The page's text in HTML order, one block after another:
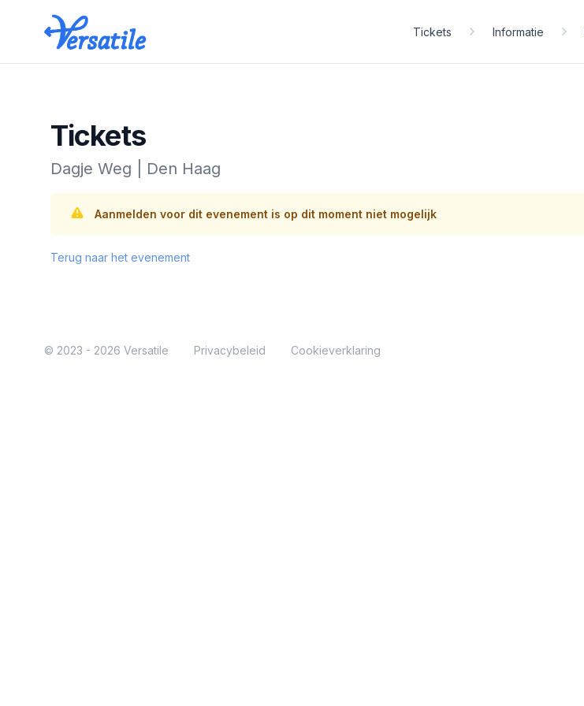
Versatile
Tickets Informatie
Tickets
Dagje Weg | Den Haag
Aanmelden voor dit evenement is op dit moment niet mogelijk
Terug naar het evenement
© 2023 - 2026 Versatile Privacybeleid Cookieverklaring